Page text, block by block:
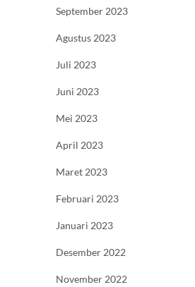
September 2023
Agustus 2023
Juli 2023
Juni 2023
Mei 2023
April 2023
Maret 2023
Februari 2023
Januari 2023
Desember 2022
November 2022